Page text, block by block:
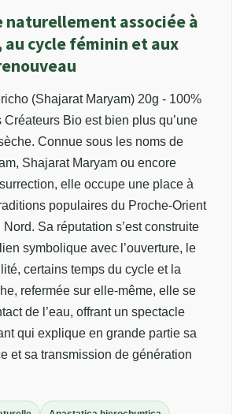
naturellement associée à
cycle féminin et aux
(Shajarat Maryam) 20g - 100%
Créateurs Bio est bien plus qu’une
Connue sous les noms de
Shajarat Maryam ou encore
elle occupe une place à
populaires du Proche-Orient
Nord. Sa réputation s’est construite
symbolique avec l’ouverture, le
certains temps du cycle et la
refermée sur elle-même, elle se
de l’eau, offrant un spectacle
qui explique en grande partie sa
et sa transmission de génération